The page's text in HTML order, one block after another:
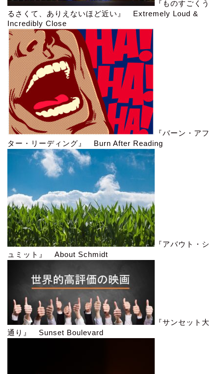
『ものすごくう
るさくて、ありえないほど近い』 Extremely Loud &
Incredibly Close
『バーン・アフ
ター・リーディング』 Burn After Reading
『アバウト・シ
ュミット』 About Schmidt
『サンセット大
通り』 Sunset Boulevard